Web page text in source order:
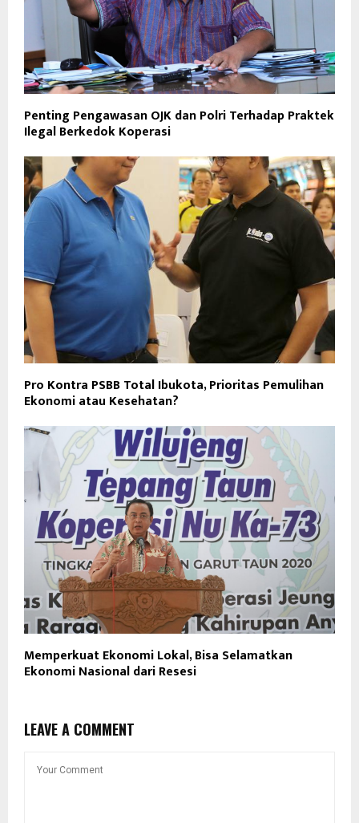
Penting Pengawasan OJK dan Polri Terhadap Praktek
Ilegal Berkedok Koperasi
Pro Kontra PSBB Total Ibukota, Prioritas Pemulihan
Ekonomi atau Kesehatan?
Memperkuat Ekonomi Lokal, Bisa Selamatkan
Ekonomi Nasional dari Resesi
LEAVE A COMMENT